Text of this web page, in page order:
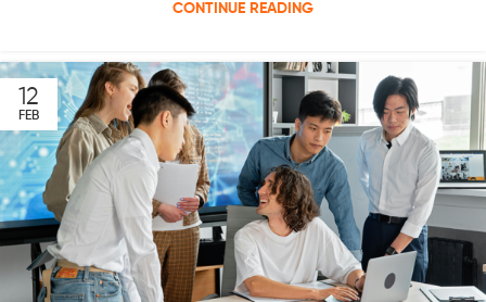
CONTINUE READING
12
FEB